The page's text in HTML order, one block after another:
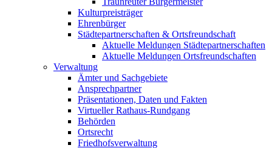
Kulturpreisträger
Ehrenbürger
Städtepartnerschaften & Ortsfreundschaft
Aktuelle Meldungen Städtepartnerschaften
Aktuelle Meldungen Ortsfreundschaften
Verwaltung
Ämter und Sachgebiete
Ansprechpartner
Präsentationen, Daten und Fakten
Virtueller Rathaus-Rundgang
Behörden
Ortsrecht
Friedhofsverwaltung